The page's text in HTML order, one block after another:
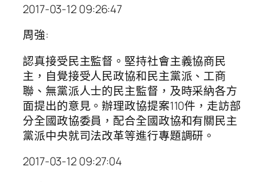
2017-03-12 09:26:47
周強:
認真接受民主監督。堅持社會主義協商民
主，自覺接受人民政協和民主黨派、工商
聯、無黨派人士的民主監督，及時采納各方
面提出的意見。辦理政協提案110件，走訪部
分全國政協委員，配合全國政協和有關民主
黨派中央就司法改革等進行專題調研。
2017-03-12 09:27:04